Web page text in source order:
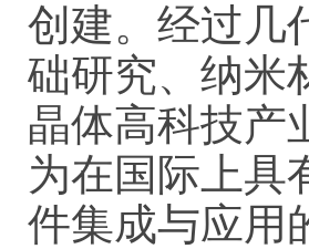
创建。经过几
础研究、纳米
晶体高科技产
为在国际上具
件集成与应用